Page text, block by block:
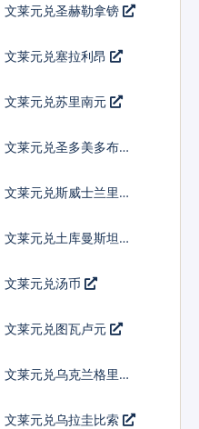
文莱元兑圣赫勒拿镑
文莱元兑塞拉利昂
文莱元兑苏里南元
文莱元兑圣多美多布拉
文莱元兑斯威士兰里兰
文莱元兑土库曼斯坦马
文莱元兑汤币
文莱元兑图瓦卢元
文莱元兑乌克兰格里夫
文莱元兑乌拉圭比索